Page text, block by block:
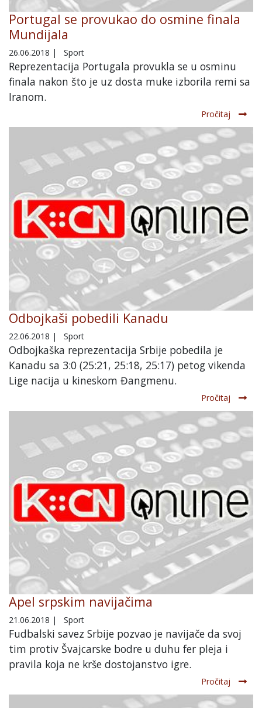
Portugal se provukao do osmine finala
Mundijala
26.06.2018 | Sport
Reprezentacija Portugala provukla se u osminu
finala nakon što je uz dosta muke izborila remi sa
Iranom.
Pročitaj
Odbojkaši pobedili Kanadu
22.06.2018 | Sport
Odbojkaška reprezentacija Srbije pobedila je
Kanadu sa 3:0 (25:21, 25:18, 25:17) petog vikenda
Lige nacija u kineskom Đangmenu.
Pročitaj
Apel srpskim navijačima
21.06.2018 | Sport
Fudbalski savez Srbije pozvao je navijače da svoj
tim protiv Švajcarske bodre u duhu fer pleja i
pravila koja ne krše dostojanstvo igre.
Pročitaj